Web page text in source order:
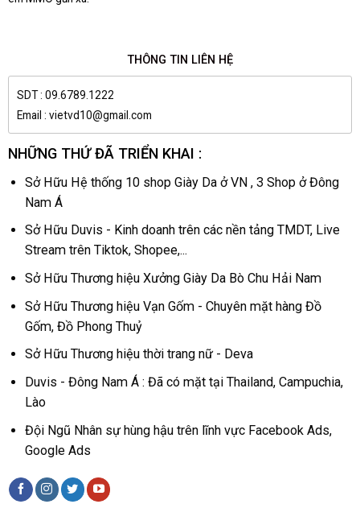
THÔNG TIN LIÊN HỆ
SDT : 09.6789.1222
Email : vietvd10@gmail.com
NHỮNG THỨ ĐÃ TRIỂN KHAI :
Sở Hữu Hệ thống 10 shop Giày Da ở VN , 3 Shop ở Đông
Nam Á
Sở Hữu Duvis - Kinh doanh trên các nền tảng TMDT, Live
Stream trên Tiktok, Shopee,...
Sở Hữu Thương hiệu Xưởng Giày Da Bò Chu Hải Nam
Sở Hữu Thương hiệu Vạn Gốm - Chuyên mặt hàng Đồ
Gốm, Đồ Phong Thuỷ
Sở Hữu Thương hiệu thời trang nữ - Deva
Duvis - Đông Nam Á : Đã có mặt tại Thailand, Campuchia,
Lào
Đội Ngũ Nhân sự hùng hậu trên lĩnh vực Facebook Ads,
Google Ads